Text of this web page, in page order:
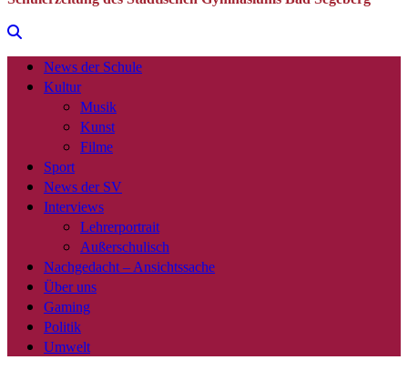
News der Schule
Kultur
Musik
Kunst
Filme
Sport
News der SV
Interviews
Lehrerportrait
Außerschulisch
Nachgedacht – Ansichtssache
Über uns
Gaming
Politik
Umwelt